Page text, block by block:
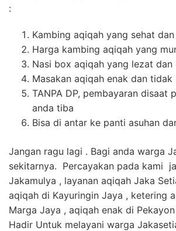
:
Kambing aqiqah yang sehat
Harga kambing aqiqah yang
Nasi box aqiqah yang lezat dan
Masakan aqiqah enak dan tidak
TANPA DP, pembayaran disaat
anda tiba
Bisa di antar ke panti asuhan
Jangan ragu lagi . Bagi anda warga
sekitarnya. Percayakan pada kami
Jakamulya , layanan aqiqah Jaka
aqiqah di Kayuringin Jaya , ketering
Marga Jaya , aqiqah enak di
Hadir Untuk melayani warga